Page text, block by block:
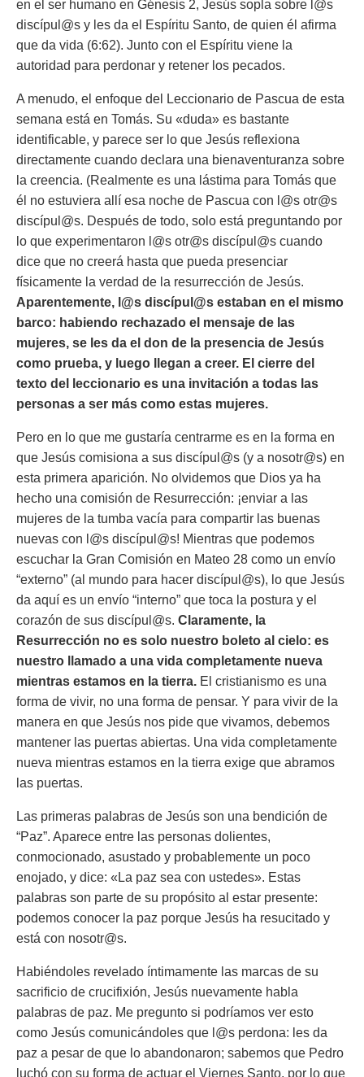
en el ser humano en Génesis 2, Jesús sopla sobre l@s
discípul@s y les da el Espíritu Santo, de quien él afirma
que da vida (6:62). Junto con el Espíritu viene la
autoridad para perdonar y retener los pecados.
A menudo, el enfoque del Leccionario de Pascua de esta
semana está en Tomás. Su «duda» es bastante
identificable, y parece ser lo que Jesús reflexiona
directamente cuando declara una bienaventuranza sobre
la creencia. (Realmente es una lástima para Tomás que
él no estuviera allí esa noche de Pascua con l@s otr@s
discípul@s. Después de todo, solo está preguntando por
lo que experimentaron l@s otr@s discípul@s cuando
dice que no creerá hasta que pueda presenciar
físicamente la verdad de la resurrección de Jesús.
Aparentemente, l@s discípul@s estaban en el mismo
barco: habiendo rechazado el mensaje de las
mujeres, se les da el don de la presencia de Jesús
como prueba, y luego llegan a creer. El cierre del
texto del leccionario es una invitación a todas las
personas a ser más como estas mujeres.
Pero en lo que me gustaría centrarme es en la forma en
que Jesús comisiona a sus discípul@s (y a nosotr@s) en
esta primera aparición. No olvidemos que Dios ya ha
hecho una comisión de Resurrección: ¡enviar a las
mujeres de la tumba vacía para compartir las buenas
nuevas con l@s discípul@s! Mientras que podemos
escuchar la Gran Comisión en Mateo 28 como un envío
“externo” (al mundo para hacer discípul@s), lo que Jesús
da aquí es un envío “interno” que toca la postura y el
corazón de sus discípul@s. Claramente, la
Resurrección no es solo nuestro boleto al cielo: es
nuestro llamado a una vida completamente nueva
mientras estamos en la tierra. El cristianismo es una
forma de vivir, no una forma de pensar. Y para vivir de la
manera en que Jesús nos pide que vivamos, debemos
mantener las puertas abiertas. Una vida completamente
nueva mientras estamos en la tierra exige que abramos
las puertas.
Las primeras palabras de Jesús son una bendición de
“Paz”. Aparece entre las personas dolientes,
conmocionado, asustado y probablemente un poco
enojado, y dice: «La paz sea con ustedes». Estas
palabras son parte de su propósito al estar presente:
podemos conocer la paz porque Jesús ha resucitado y
está con nosotr@s.
Habiéndoles revelado íntimamente las marcas de su
sacrificio de crucifixión, Jesús nuevamente habla
palabras de paz. Me pregunto si podríamos ver esto
como Jesús comunicándoles que l@s perdona: les da
paz a pesar de que lo abandonaron; sabemos que Pedro
luchó con su forma de actuar el Viernes Santo, por lo que